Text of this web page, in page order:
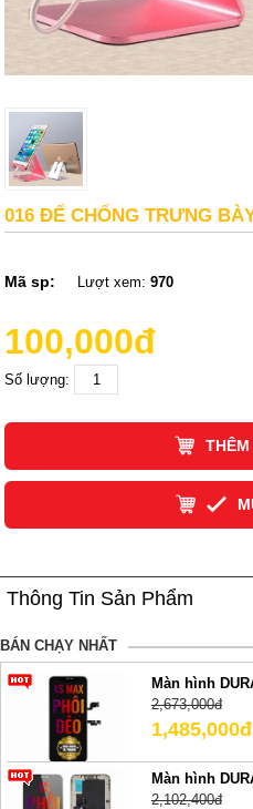
016 ĐẾ CHỐNG TRƯNG
Mã sp: Lượt xem:970
100,000đ
Số lượng:
Thông Tin Sản Phẩm
BÁN CHẠY NHẤT
Màn hình
2,673,000đ
1,485,000đ
Màn hình
2,102,400đ